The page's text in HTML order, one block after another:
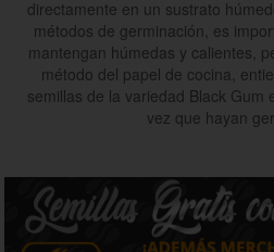
directamente en un sustrato
métodos de germinación, es
mantengan húmedas y calientes,
método del papel de cocina,
semillas de la variedad Black Gum
vez que hayan